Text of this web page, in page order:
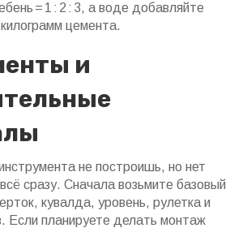
= 1 : 2 : 3, а воде добавляйте
цемента.
и
не построишь, но нет
сразу. Сначала возьмите базовый
кувалда, уровень, рулетка и
Если планируете делать монтаж